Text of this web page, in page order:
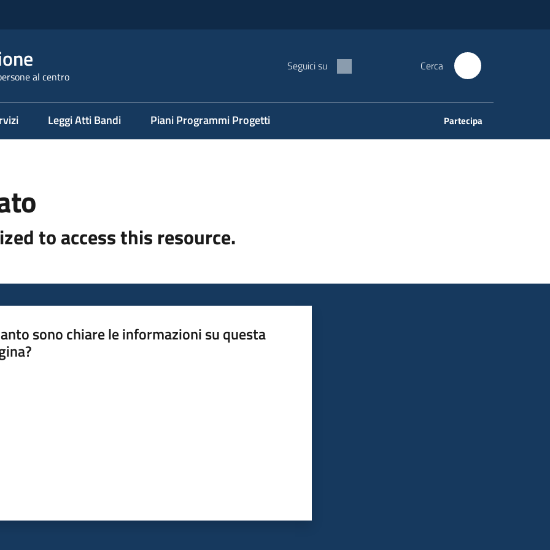
al centro
Seguici su Cerca
Leggi Atti Bandi Piani Programmi Progetti Partecipa
to access this resource.
sono chiare le informazioni su questa